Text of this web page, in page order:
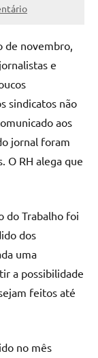
de novembro,
e
sindicatos não
aos
jornal foram
O RH alega que
do Trabalho foi
dos
uma
a possibilidade
feitos até
no mês